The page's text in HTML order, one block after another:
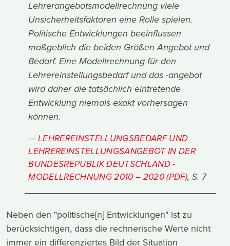
Lehrerangebotsmodellrechnung viele
Unsicherheitsfaktoren eine Rolle spielen.
Politische Entwicklungen beeinflussen
maßgeblich die beiden Größen Angebot und
Bedarf. Eine Modellrechnung für den
Lehrereinstellungsbedarf und das -angebot
wird daher die tatsächlich eintretende
Entwicklung niemals exakt vorhersagen
können.
LEHREREINSTELLUNGSBEDARF UND
LEHREREINSTELLUNGSANGEBOT IN DER
BUNDESREPUBLIK DEUTSCHLAND -
MODELLRECHNUNG 2010 – 2020 (PDF), S. 7
Neben den "politische[n] Entwicklungen" ist zu
berücksichtigen, dass die rechnerische Werte nicht
immer ein differenziertes Bild der Situation